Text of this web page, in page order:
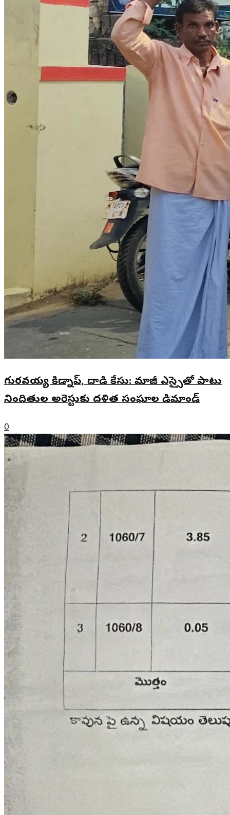
గురవయ్య కిడ్నాప్, దాడి కేసు: మాజీ ఎస్సైతో పాటు
నిందితుల అరెస్టుకు దళిత సంఘాల డిమాండ్
0